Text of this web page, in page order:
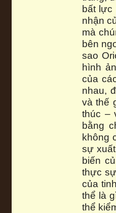
bất lực
nhận
mà
bên
sao
hình
của
nhau,
và thế
thúc –
bằng
không
sự
biến
thực
của
thể là
thể